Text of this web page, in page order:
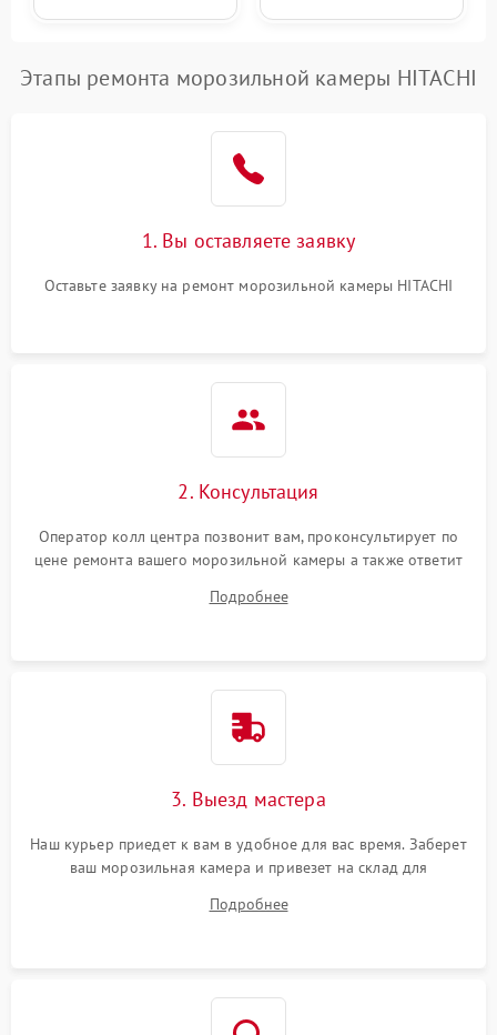
Этапы ремонта морозильной камеры HITACHI
1. Вы оставляете заявку
Оставьте заявку на ремонт морозильной камеры HITACHI
2. Консультация
Оператор колл центра позвонит вам, проконсультирует по
цене ремонта вашего морозильной камеры а также ответит
Подробнее
3. Выезд мастера
Наш курьер приедет к вам в удобное для вас время. Заберет
ваш морозильная камера и привезет на склад для
Подробнее